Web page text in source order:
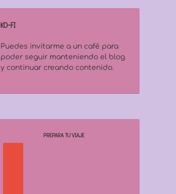
KO-FI
Puedes invitarme a un café para
poder seguir manteniendo el blog
y continuar creando contenido.
PREPARA TU VIAJE